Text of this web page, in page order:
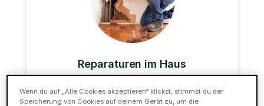
Reparaturen im Haus
deiner Reparaturen im Haus erledigen.
Wenn du auf „Alle Cookies akzeptieren“ klickst, stimmst du der
Speicherung von Cookies auf deinem Gerät zu, um die